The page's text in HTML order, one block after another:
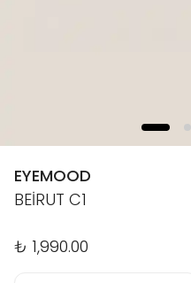
EYEMOOD
BEİRUT C1
₺ 1,990.00